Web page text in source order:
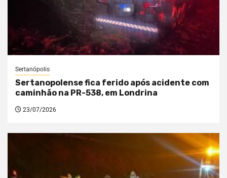
Sertanópolis
Sertanopolense fica ferido após acidente com
caminhão na PR-538, em Londrina
23/07/2026